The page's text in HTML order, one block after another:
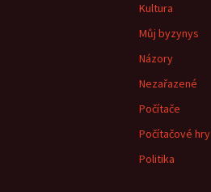
Kultura
Můj byzynys
Názory
Nezařazené
Počítače
Počítačové hry
Politika